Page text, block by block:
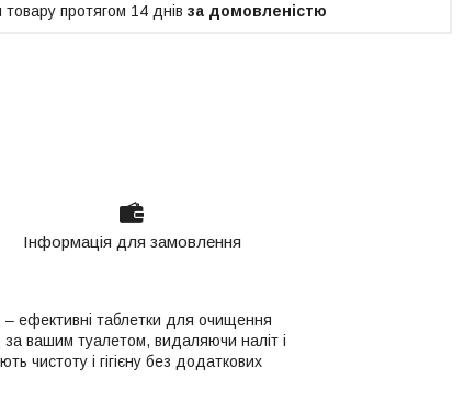
протягом 14 днів за домовленістю
Інформація для замовлення
– ефективні таблетки для очищення
вашим туалетом, видаляючи наліт і
чистоту і гігієну без додаткових